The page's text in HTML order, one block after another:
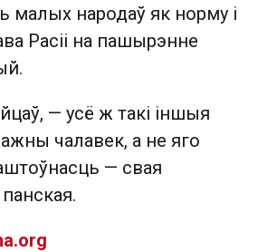
малых народаў як норму і
Расіі на пашырэнне
— усё ж такі іншыя
чалавек, а не яго
— свая